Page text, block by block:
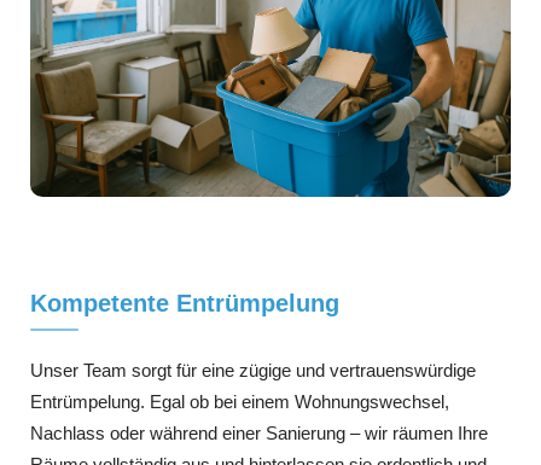
Kompetente Entrümpelung
Unser Team sorgt für eine zügige und vertrauenswürdige
Entrümpelung. Egal ob bei einem Wohnungswechsel,
Nachlass oder während einer Sanierung – wir räumen Ihre